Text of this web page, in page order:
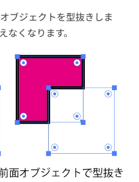
ブジェクトを型抜きしま
なくなります。